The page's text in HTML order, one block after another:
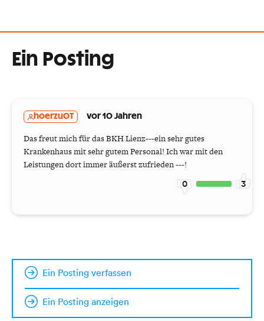
Ein Posting
hoerzuOT vor 10 Jahren
Das freut mich für das BKH Lienz---ein sehr gutes
Krankenhaus mit sehr gutem Personal! Ich war mit den
Leistungen dort immer äußerst zufrieden ---!
0 3
Ein Posting verfassen
Ein Posting anzeigen